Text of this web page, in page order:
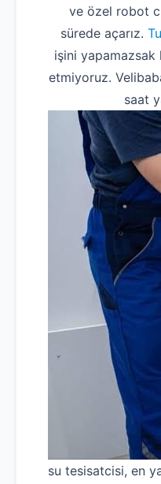
ve özel robot
sürede açarız.
işini
etmiyoruz.
saat
su tesisatcisi, en